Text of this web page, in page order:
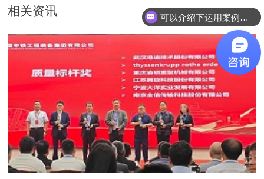
相关资讯